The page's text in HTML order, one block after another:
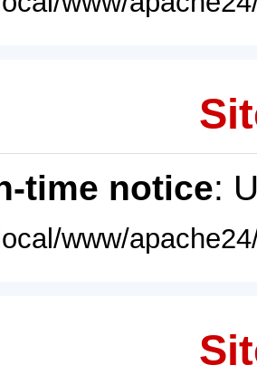
time notice:
www/